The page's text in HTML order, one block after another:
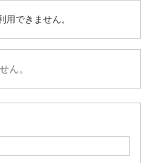
用できません。
ん。